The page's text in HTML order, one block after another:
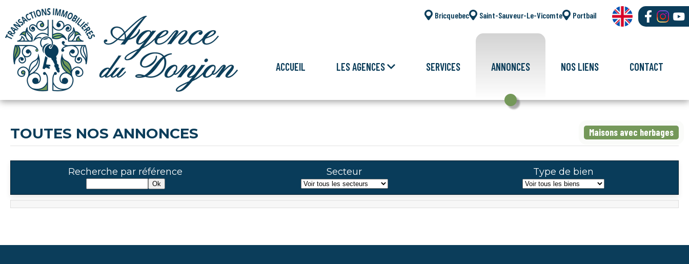
Bricquebec Saint-Sauveur-Le-Vicomte Portbail
ACCUEIL LES AGENCES SERVICES ANNONCES NOS LIENS CONTACT
Maisons avec herbages
TOUTES NOS ANNONCES
Recherche par référence Secteur Type de bien